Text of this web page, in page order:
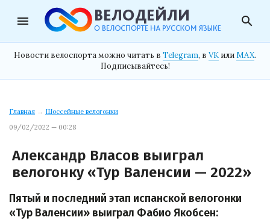
menu search
Новости велоспорта можно читать в Telegram, в VK илиMAX.
Подписывайтесь!
Главная → Шоссейные велогонки
09/02/2022 — 00:28
Александр Власов выиграл
велогонку «Тур Валенсии — 2022»
Пятый и последний этап испанской велогонки
«Тур Валенсии» выиграл Фабио Якобсен: